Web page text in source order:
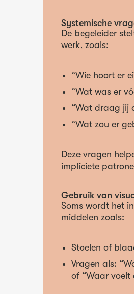
Systemische
De begeleider
werk, zoals:
“Wie hoort er
“Wat was er
“Wat draag jij
“Wat zou er
Deze vragen
impliciete
Gebruik van
Soms wordt het
middelen zoals:
Stoelen of
Vragen als:
of “Waar voelt